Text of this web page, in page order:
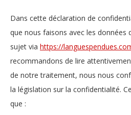
Dans cette déclaration de
que nous faisons avec les données
sujet via https://
recommandons de lire
de notre traitement, nous nous
la législation sur la confidentialité.
que :